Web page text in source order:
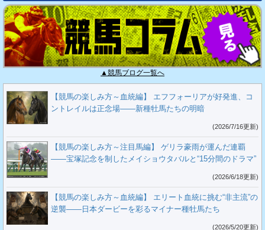
▲競馬ブログ一覧へ
【競馬の楽しみ方～血統編】 エフフォーリアが好発進、コ
ントレイルは正念場――新種牡馬たちの明暗
(2026/7/16更新)
【競馬の楽しみ方～注目馬編】 ゲリラ豪雨が運んだ連覇
――宝塚記念を制したメイショウタバルと“15分間のドラマ”
(2026/6/18更新)
【競馬の楽しみ方～血統編】 エリート血統に挑む“非主流”の
逆襲――日本ダービーを彩るマイナー種牡馬たち
(2026/5/20更新)